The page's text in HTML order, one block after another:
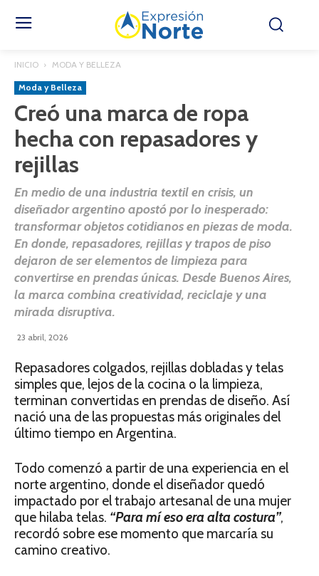
INICIO MODA Y BELLEZA
Moda y Belleza
Creó una marca de ropa
hecha con repasadores y
rejillas
En medio de una industria textil en crisis, un
diseñador argentino apostó por lo inesperado:
transformar objetos cotidianos en piezas de moda.
En donde, repasadores, rejillas y trapos de piso
dejaron de ser elementos de limpieza para
convertirse en prendas únicas. Desde Buenos Aires,
la marca combina creatividad, reciclaje y una
mirada disruptiva.
23 abril, 2026
Repasadores colgados, rejillas dobladas y telas
simples que, lejos de la cocina o la limpieza,
terminan convertidas en prendas de diseño. Así
nació una de las propuestas más originales del
último tiempo en Argentina.
Todo comenzó a partir de una experiencia en el
norte argentino, donde el diseñador quedó
impactado por el trabajo artesanal de una mujer
que hilaba telas. “Para mí eso era alta costura”,
recordó sobre ese momento que marcaría su
camino creativo.